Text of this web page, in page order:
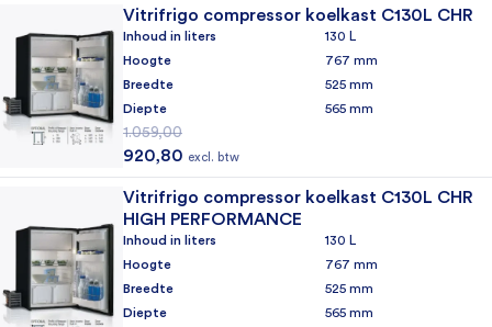
Vitrifrigo compressor koelkast C130L CHR
Inhoud in liters
130 L
Hoogte
767 mm
Breedte
525 mm
Diepte
565 mm
1.059,00
Oorspronkelijke prijs was: 1.059,00.
920,80 excl. btw
Vitrifrigo compressor koelkast C130L CHR
HIGH PERFORMANCE
Inhoud in liters
130 L
Hoogte
767 mm
Breedte
525 mm
Diepte
565 mm